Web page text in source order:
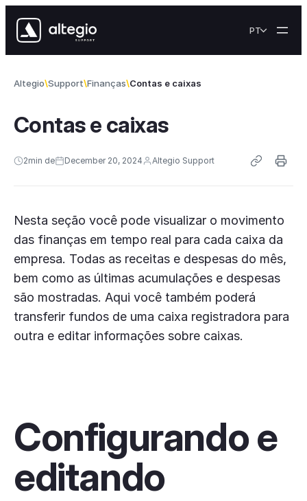
PT
Altegio Support Finanças Contas e caixas
Contas e caixas
2min de December 20, 2024 Altegio Support
Nesta seção você pode visualizar o movimento
das finanças em tempo real para cada caixa da
empresa. Todas as receitas e despesas do mês,
bem como as últimas acumulações e despesas
são mostradas. Aqui você também poderá
transferir fundos de uma caixa registradora para
outra e editar informações sobre caixas.
Configurando e
editando